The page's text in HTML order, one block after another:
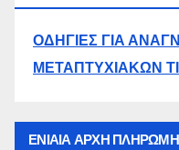
ΟΔΗΓΙΕΣ ΓΙΑ
ΜΕΤΑΠΤΥΧΙΑΚΩΝ
ΕΝΙΑΙΑ ΑΡΧΗ